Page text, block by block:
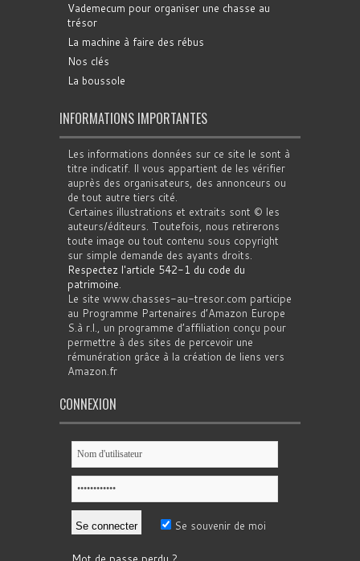
Vademecum pour organiser une chasse au
trésor
La machine à faire des rébus
Nos clés
La boussole
INFORMATIONS IMPORTANTES
Les informations données sur ce site le sont à
titre indicatif. Il vous appartient de les vérifier
auprès des organisateurs, des annonceurs ou
de tout autre tiers cité.
Certaines illustrations et extraits sont © les
auteurs/éditeurs. Toutefois, nous retirerons
toute image ou tout contenu sous copyright
sur simple demande des ayants droits.
Respectez l'article 542-1 du code du
patrimoine.
Le site www.chasses-au-tresor.com participe
au Programme Partenaires d’Amazon Europe
S.à r.l., un programme d’affiliation conçu pour
permettre à des sites de percevoir une
rémunération grâce à la création de liens vers
Amazon.fr
CONNEXION
Se souvenir de moi